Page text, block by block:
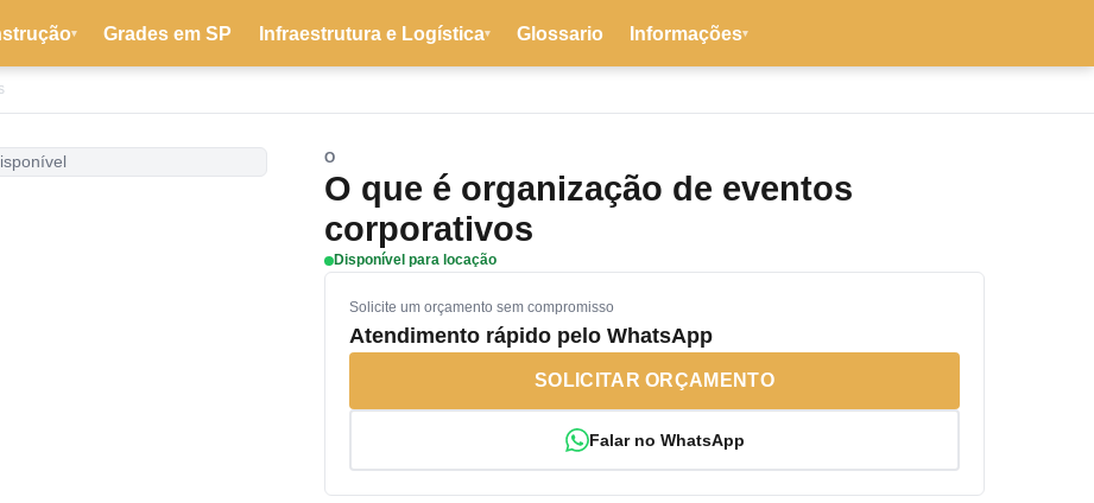
▾ Grades em SP Infraestrutura e Logística▾ Glossario Informações▾
O
O que é organização de eventos
corporativos
Disponível para locação
Solicite um orçamento sem compromisso
Atendimento rápido pelo WhatsApp
SOLICITAR ORÇAMENTO
Falar no WhatsApp